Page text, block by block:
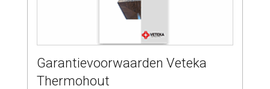
Garantievoorwaarden Veteka
Thermohout